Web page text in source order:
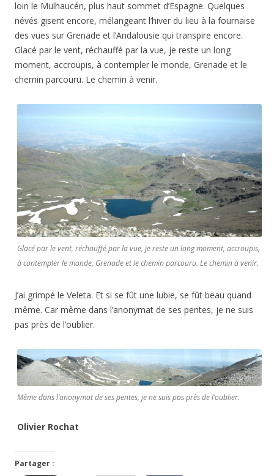
loin le Mulhaucén, plus haut sommet d’Espagne. Quelques
névés gisent encore, mélangeant l’hiver du lieu à la fournaise
des vues sur Grenade et l’Andalousie qui transpire encore.
Glacé par le vent, réchauffé par la vue, je reste un long
moment, accroupis, à contempler le monde, Grenade et le
chemin parcouru. Le chemin à venir.
Glacé par le vent, réchauffé par la vue, je reste un long moment, accroupis,
à contempler le monde, Grenade et le chemin parcouru. Le chemin à venir.
J’ai grimpé le Veleta. Et si se fût une lubie, se fût beau quand
même. Car même dans l’anonymat de ses pentes, je ne suis
pas près de l’oublier.
Même dans l’anonymat de ses pentes, je ne suis pas près de l’oublier.
Olivier Rochat
Partager :